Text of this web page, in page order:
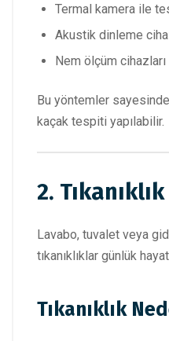
Termal kamera ile
Akustik dinleme
Nem ölçüm cihazları
Bu yöntemler
kaçak tespiti yapılabilir.
2.
Lavabo, tuvalet veya
tıkanıklıklar günlük
Tıkanıklık